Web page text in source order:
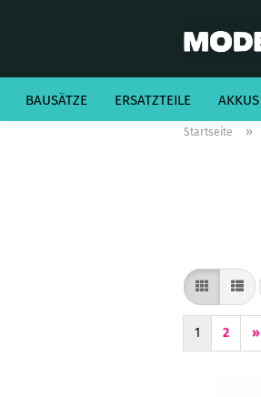
BAUSÄTZE ERSATZTEILE AKKUS
Startseite »
1 2 »